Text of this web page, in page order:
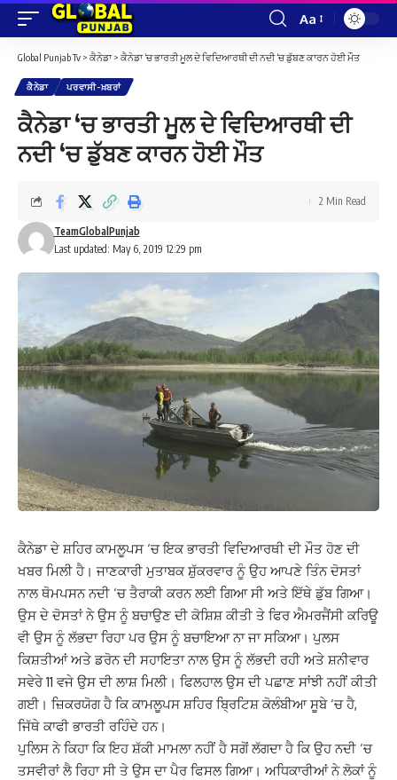
Font
Resizer
Aa
Global Punjab Tv > ਕੈਨੇਡਾ> ਕੈਨੇਡਾ ‘ਚ ਭਾਰਤੀ ਮੂਲ ਦੇ ਵਿਦਿਆਰਥੀ ਦੀ ਨਦੀ ‘ਚ ਡੁੱਬਣ ਕਾਰਨ ਹੋਈ ਮੌਤ
ਕੈਨੇਡਾ ਪਰਵਾਸੀ-ਖ਼ਬਰਾਂ
ਕੈਨੇਡਾ ‘ਚ ਭਾਰਤੀ ਮੂਲ ਦੇ ਵਿਦਿਆਰਥੀ ਦੀ
ਨਦੀ ‘ਚ ਡੁੱਬਣ ਕਾਰਨ ਹੋਈ ਮੌਤ
Last updated: May 6, 2019 12:29 pm
TeamGlobalPunjab
2 Min Read
ਕੈਨੇਡਾ ਦੇ ਸ਼ਹਿਰ ਕਾਮਲੂਪਸ ‘ਚ ਇਕ ਭਾਰਤੀ ਵਿਦਿਆਰਥੀ ਦੀ ਮੌਤ ਹੋਣ ਦੀ
ਖਬਰ ਮਿਲੀ ਹੈ। ਜਾਣਕਾਰੀ ਮੁਤਾਬਕ ਸ਼ੁੱਕਰਵਾਰ ਨੂੰ ਉਹ ਆਪਣੇ ਤਿੰਨ ਦੋਸਤਾਂ
ਨਾਲ ਥੋਮਪਸਨ ਨਦੀ ‘ਚ ਤੈਰਾਕੀ ਕਰਨ ਲਈ ਗਿਆ ਸੀ ਅਤੇ ਇੱਥੇ ਡੁੱਬ ਗਿਆ।
ਉਸ ਦੇ ਦੋਸਤਾਂ ਨੇ ਉਸ ਨੂੰ ਬਚਾਉਣ ਦੀ ਕੋਸ਼ਿਸ਼ ਕੀਤੀ ਤੇ ਫਿਰ ਐਮਰਜੈਂਸੀ ਕਰਿਊ
ਵੀ ਉਸ ਨੂੰ ਲੱਭਦਾ ਰਿਹਾ ਪਰ ਉਸ ਨੂੰ ਬਚਾਇਆ ਨਾ ਜਾ ਸਕਿਆ। ਪੁਲਸ
ਕਿਸ਼ਤੀਆਂ ਅਤੇ ਡਰੋਨ ਦੀ ਸਹਾਇਤਾ ਨਾਲ ਉਸ ਨੂੰ ਲੱਭਦੀ ਰਹੀ ਅਤੇ ਸ਼ਨੀਵਾਰ
ਸਵੇਰੇ 11 ਵਜੇ ਉਸ ਦੀ ਲਾਸ਼ ਮਿਲੀ। ਫਿਲਹਾਲ ਉਸ ਦੀ ਪਛਾਣ ਸਾਂਝੀ ਨਹੀਂ ਕੀਤੀ
ਗਈ। ਜ਼ਿਕਰਯੋਗ ਹੈ ਕਿ ਕਾਮਲੂਪਸ ਸ਼ਹਿਰ ਬ੍ਰਿਟਿਸ਼ ਕੋਲੰਬੀਆ ਸੂਬੇ ‘ਚ ਹੈ,
ਜਿੱਥੇ ਕਾਫੀ ਭਾਰਤੀ ਰਹਿੰਦੇ ਹਨ।
ਪੁਲਿਸ ਨੇ ਕਿਹਾ ਕਿ ਇਹ ਸ਼ੱਕੀ ਮਾਮਲਾ ਨਹੀਂ ਹੈ ਸਗੋਂ ਲੱਗਦਾ ਹੈ ਕਿ ਉਹ ਨਦੀ ‘ਚ
ਤਸਵੀਰਾਂ ਲੈ ਰਿਹਾ ਸੀ ਤੇ ਉਸ ਦਾ ਪੈਰ ਫਿਸਲ ਗਿਆ। ਅਧਿਕਾਰੀਆਂ ਨੇ ਲੋਕਾਂ ਨੂੰ